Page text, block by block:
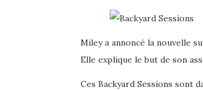
Miley a annoncé la nouvelle
Elle explique le but de son
Ces Backyard Sessions sont